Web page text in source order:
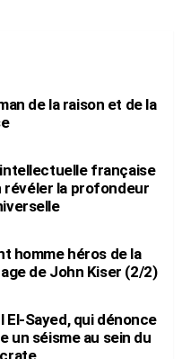
de la raison et de la
française
révéler la profondeur
homme héros de la
de John Kiser (2/2)
El-Sayed, qui dénonce
un séisme au sein du